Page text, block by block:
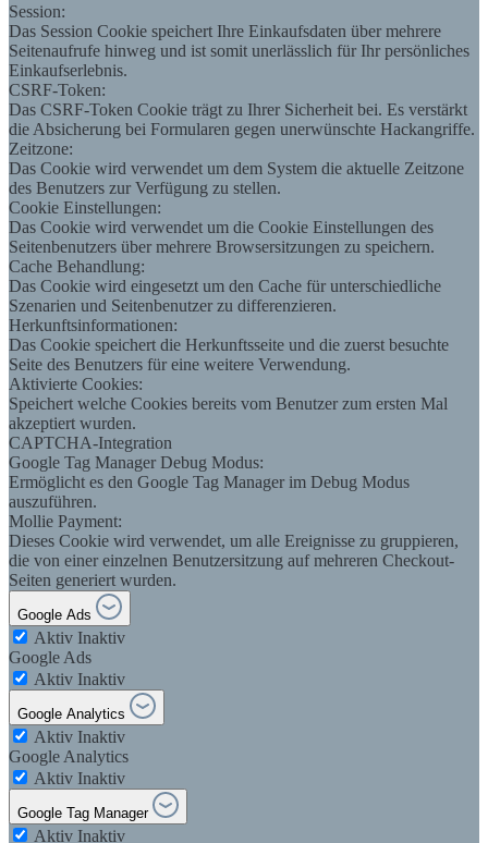
Session:
Das Session Cookie speichert Ihre Einkaufsdaten über mehrere
Seitenaufrufe hinweg und ist somit unerlässlich für Ihr persönliches
Einkaufserlebnis.
CSRF-Token:
Das CSRF-Token Cookie trägt zu Ihrer Sicherheit bei. Es verstärkt
die Absicherung bei Formularen gegen unerwünschte Hackangriffe.
Zeitzone:
Das Cookie wird verwendet um dem System die aktuelle Zeitzone
des Benutzers zur Verfügung zu stellen.
Cookie Einstellungen:
Das Cookie wird verwendet um die Cookie Einstellungen des
Seitenbenutzers über mehrere Browsersitzungen zu speichern.
Cache Behandlung:
Das Cookie wird eingesetzt um den Cache für unterschiedliche
Szenarien und Seitenbenutzer zu differenzieren.
Herkunftsinformationen:
Das Cookie speichert die Herkunftsseite und die zuerst besuchte
Seite des Benutzers für eine weitere Verwendung.
Aktivierte Cookies:
Speichert welche Cookies bereits vom Benutzer zum ersten Mal
akzeptiert wurden.
CAPTCHA-Integration
Google Tag Manager Debug Modus:
Ermöglicht es den Google Tag Manager im Debug Modus
auszuführen.
Mollie Payment:
Dieses Cookie wird verwendet, um alle Ereignisse zu gruppieren,
die von einer einzelnen Benutzersitzung auf mehreren Checkout-
Seiten generiert wurden.
Google Ads
Aktiv Inaktiv
Google Ads
Aktiv Inaktiv
Google Analytics
Aktiv Inaktiv
Google Analytics
Aktiv Inaktiv
Google Tag Manager
Aktiv Inaktiv